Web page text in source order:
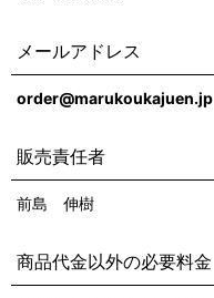
メールアドレス
order@marukoukajuen.jp
販売責任者
前島 伸樹
商品代金以外の必要料金